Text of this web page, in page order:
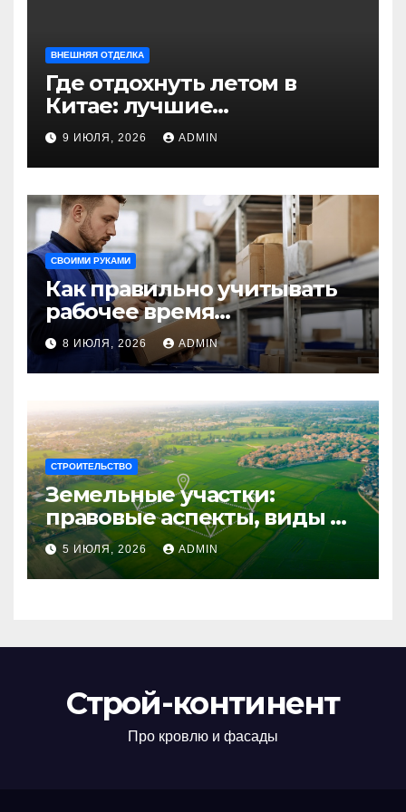
ВНЕШНЯЯ ОТДЕЛКА
Где отдохнуть летом в
Китае: лучшие
направления для
незабываемого
путешествия
9 ИЮЛЯ, 2026 ADMIN
СВОИМИ РУКАМИ
Как правильно учитывать
рабочее время
сотрудников: советы для
бизнеса
8 ИЮЛЯ, 2026 ADMIN
СТРОИТЕЛЬСТВО
Земельные участки:
правовые аспекты, виды и
возможности
использования
5 ИЮЛЯ, 2026 ADMIN
Строй-континент
Про кровлю и фасады